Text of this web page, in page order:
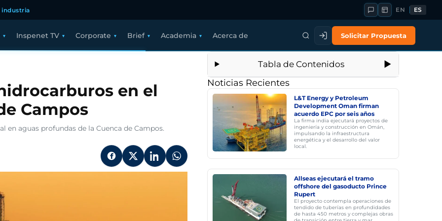
industria EN ES
Inspenet TV Corporate Brief Academia Acerca de Solicitar Propuesta
en el
Campos
en aguas profundas de la Cuenca de Campos.
Tabla de Contenidos
Noticias Recientes
L&T Energy y Petroleum
Development Oman firman
acuerdo EPC por seis años
La firma india ejecutará proyectos de
ingeniería y construcción en Omán,
impulsando la infraestructura
energética y el desarrollo del valor
local.
Allseas ejecutará el tramo
offshore del gasoducto Prince
Rupert
El proyecto contempla operaciones de
tendido de tuberías en profundidades
de hasta 450 metros y complejas obras